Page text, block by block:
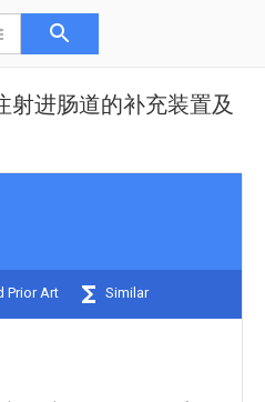
射进肠道的补充装置及
Prior Art Similar